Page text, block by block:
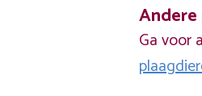
Ga voor